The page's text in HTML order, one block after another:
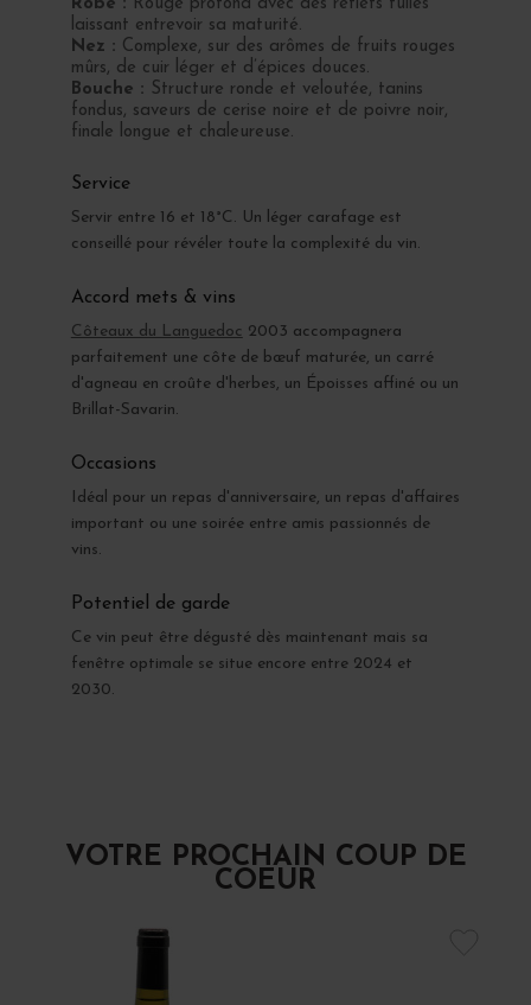
Robe : Rouge profond avec des reflets tuilés
laissant entrevoir sa maturité.
Nez : Complexe, sur des arômes de fruits rouges
mûrs, de cuir léger et d’épices douces.
Bouche : Structure ronde et veloutée, tanins
fondus, saveurs de cerise noire et de poivre noir,
finale longue et chaleureuse.
Service
Servir entre 16 et 18°C. Un léger carafage est
conseillé pour révéler toute la complexité du vin.
Accord mets & vins
Côteaux du Languedoc 2003 accompagnera
parfaitement une côte de bœuf maturée, un carré
d'agneau en croûte d'herbes, un Époisses affiné ou un
Brillat-Savarin.
Occasions
Idéal pour un repas d'anniversaire, un repas d'affaires
important ou une soirée entre amis passionnés de
vins.
Potentiel de garde
Ce vin peut être dégusté dès maintenant mais sa
fenêtre optimale se situe encore entre 2024 et
2030.
VOTRE PROCHAIN COUP DE
COEUR